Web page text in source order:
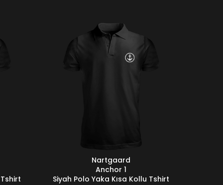
Nartgaard
Anchor 1
Siyah Polo Yaka Kısa Kollu Tshirt